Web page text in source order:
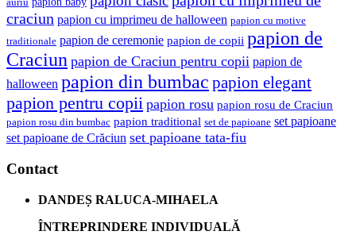
craciun papion cu imprimeu de halloween papion cu motive
traditionale papion de ceremonie papion de copii papion de
Craciun papion de Craciun pentru copii papion de
halloween papion din bumbac papion elegant
papion pentru copii papion rosu papion rosu de Craciun
papion rosu din bumbac papion traditional set de papioane set papioane
set papioane de Crăciun set papioane tata-fiu
Contact
DANDEȘ RALUCA-MIHAELA
ÎNTREPRINDERE INDIVIDUALĂ